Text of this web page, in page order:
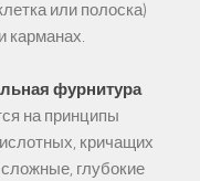
или полоска)
карманах.
фурнитура
на принципы
кричащих
глубокие